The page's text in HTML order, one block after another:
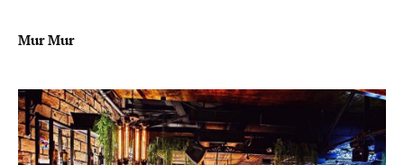
Mur Mur